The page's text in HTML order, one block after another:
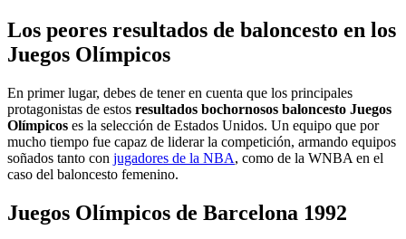
Los peores resultados de baloncesto en los
Juegos Olímpicos
En primer lugar, debes de tener en cuenta que los principales
protagonistas de estos resultados bochornosos baloncesto Juegos
Olímpicos es la selección de Estados Unidos. Un equipo que por
mucho tiempo fue capaz de liderar la competición, armando equipos
soñados tanto con jugadores de la NBA, como de la WNBA en el
caso del baloncesto femenino.
Juegos Olímpicos de Barcelona 1992